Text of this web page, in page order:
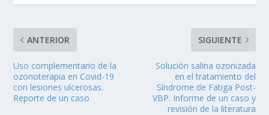
ANTERIOR
Uso complementario de la
ozonoterapia en Covid-19
con lesiones ulcerosas.
Reporte de un caso
SIGUIENTE
Solución salina ozonizada
en el tratamiento del
Síndrome de Fatiga Post-
VBP. Informe de un caso y
revisión de la literatura